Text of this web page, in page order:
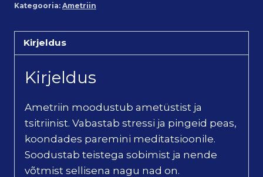
Kategooria: Ametriin
Kirjeldus
Kirjeldus
Ametriin moodustub ametüstist ja
tsitriinist. Vabastab stressi ja pingeid peas,
koondades paremini meditatsioonile.
Soodustab teistega sobimist ja nende
võtmist sellisena nagu nad on.